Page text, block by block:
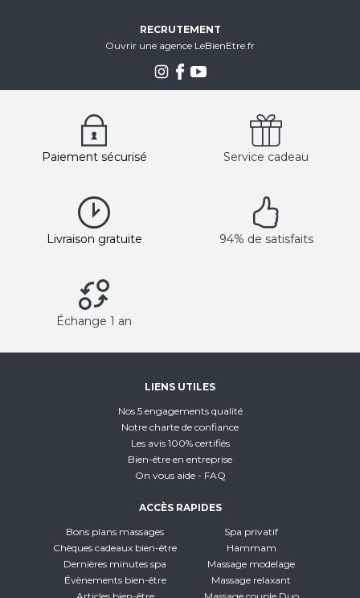
RECRUTEMENT
Ouvrir une agence LeBienEtre.fr
Paiement sécurisé Service cadeau
Livraison gratuite 94% de satisfaits
Échange 1 an
LIENS UTILES
Nos 5 engagements qualité
Notre charte de confiance
Les avis 100% certifiés
Bien-être en entreprise
On vous aide - FAQ
ACCÈS RAPIDES
Bons plans massages
Chèques cadeaux bien-être
Dernières minutes spa
Évènements bien-être
Spa privatif
Hammam
Massage modelage
Massage relaxant